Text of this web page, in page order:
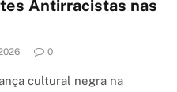
Antirracistas nas
0
cultural negra na